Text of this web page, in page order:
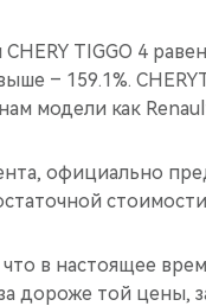
TIGGO 4
– 159.1%.
модели как
официально
что в настоящее
дороже той цены,